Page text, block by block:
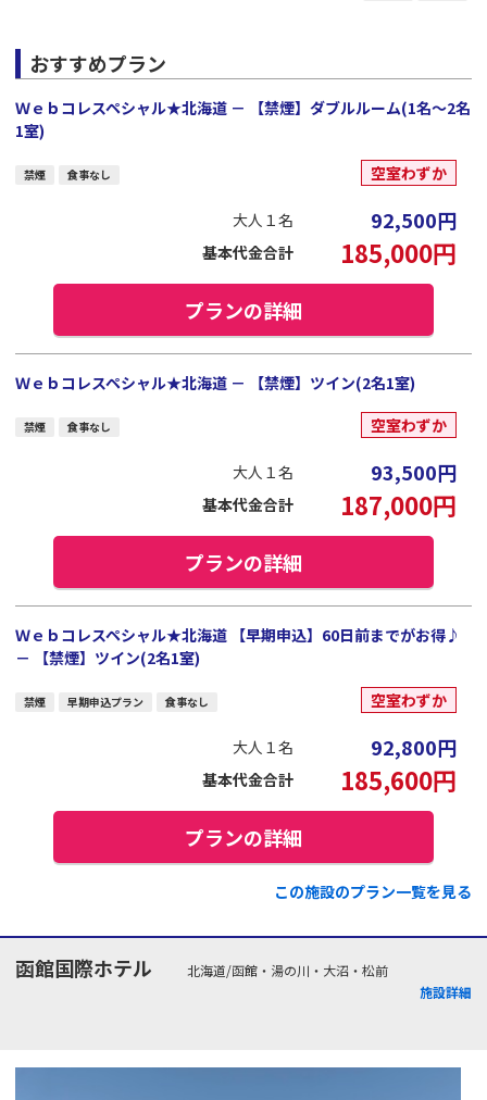
おすすめプラン
Ｗｅｂコレスペシャル★北海道 － 【禁煙】ダブルルーム(1名～2名
1室)
禁煙 食事なし 空室わずか
大人１名 92,500円
基本代金合計 185,000円
プランの詳細
Ｗｅｂコレスペシャル★北海道 － 【禁煙】ツイン(2名1室)
禁煙 食事なし 空室わずか
大人１名 93,500円
基本代金合計 187,000円
プランの詳細
Ｗｅｂコレスペシャル★北海道 【早期申込】60日前までがお得♪
－ 【禁煙】ツイン(2名1室)
禁煙 早期申込プラン 食事なし 空室わずか
大人１名 92,800円
基本代金合計 185,600円
プランの詳細
この施設のプラン一覧を見る
函館国際ホテル
北海道/函館・湯の川・大沼・松前
施設詳細